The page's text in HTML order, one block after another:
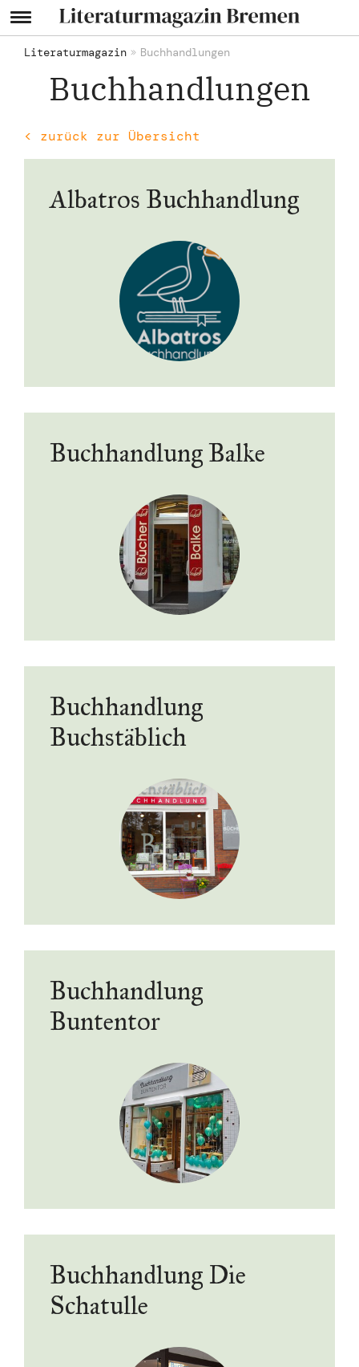
Literaturmagazin Buchhandlungen
Buchhandlungen
< zurück zur Übersicht
Albatros Buchhandlung
Buchhandlung Balke
Buchhandlung
Buchstäblich
Buchhandlung
Buntentor
Buchhandlung Die
Schatulle